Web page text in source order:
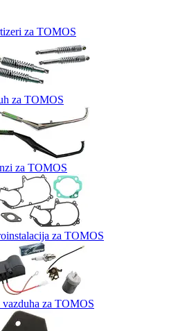
za TOMOS
za TOMOS
za TOMOS
za TOMOS
za TOMOS